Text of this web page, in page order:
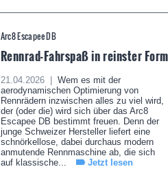
Arc8 Escapee DB
Rennrad-Fahrspaß in reinster Form
21.04.2026 |
Wem es mit der
aerodynamischen Optimierung von
Rennrädern inzwischen alles zu viel wird,
der (oder die) wird sich über das Arc8
Escapee DB bestimmt freuen. Denn der
junge Schweizer Hersteller liefert eine
schnörkellose, dabei durchaus modern
anmutende Rennmaschine ab, die sich
auf klassische...
Jetzt lesen